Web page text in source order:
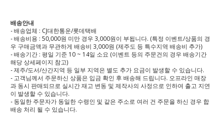
배송안내
- 배송업체 : CJ대한통운/롯데택배
- 배송비용 : 50,000원 미만 경우 3,000원이 부됩니다. (특정 이벤트/상품의 경
우 구매금액과 무관하게 배송비 3,000원 (제주도 등 특수지역 배송비 추가)
- 배송기간 : 평일 기준 10 ~ 14일 소요 (이벤트 등의 주문건의 경우 배송기간
해당 상세페이지 참고)
- 제주/도서/산간지역 등 일부 지역은 별도 추가 요금이 발생할 수 있습니다.
- 고객님께서 주문하신 상품은 입금 확인 후 배송해 드립니다. 오프라인 매장
과 동시 판매되므로 실시간 재고 변동 및 제작사의 사정으로 인하여 출고 지연
이 발생할 수 있습니다.
- 동일한 주문자가 동일한 수령인 및 같은 주소로 여러 건 주문을 하신 경우 합
배송 처리 될 수 있습니다.